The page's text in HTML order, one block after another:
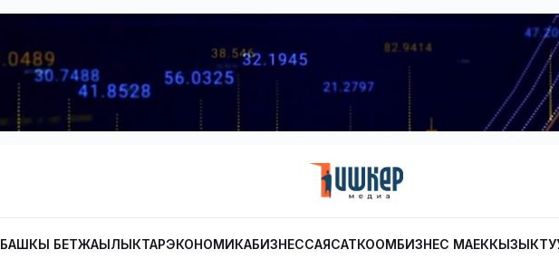
БАШКЫ БЕТЖАҢЫЛЫКТАРЭКОНОМИКАБИЗНЕССАЯСАТКООМБИЗНЕС МАЕК